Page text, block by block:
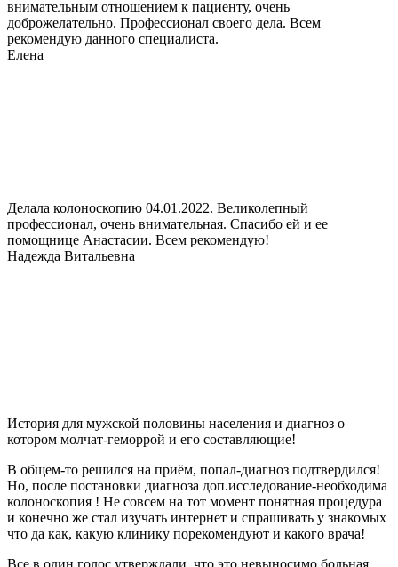
внимательным отношением к пациенту, очень
доброжелательно. Профессионал своего дела. Всем
рекомендую данного специалиста.
Елена
Делала колоноскопию 04.01.2022. Великолепный
профессионал, очень внимательная. Спасибо ей и ее
помощнице Анастасии. Всем рекомендую!
Надежда Витальевна
История для мужской половины населения и диагноз о
котором молчат-геморрой и его составляющие!
В общем-то решился на приём, попал-диагноз подтвердился!
Но, после постановки диагноза доп.исследование-необходима
колоноскопия ! Не совсем на тот момент понятная процедура
и конечно же стал изучать интернет и спрашивать у знакомых
что да как, какую клинику порекомендуют и какого врача!